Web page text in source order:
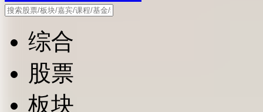
综合
股票
板块